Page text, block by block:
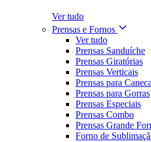
Ver tudo
Prensas e Fornos
Ver tudo
Prensas Sanduíche
Prensas Giratórias
Prensas Verticais
Prensas para
Prensas para Gorras
Prensas Especiais
Prensas Combo
Prensas Grande
Forno de